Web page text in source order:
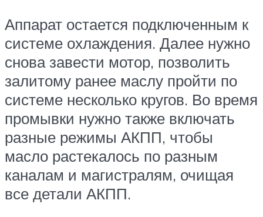
Аппарат остается подключенным к
системе охлаждения. Далее нужно
снова завести мотор, позволить
залитому ранее маслу пройти по
системе несколько кругов. Во время
промывки нужно также включать
разные режимы АКПП, чтобы
масло растекалось по разным
каналам и магистралям, очищая
все детали АКПП.